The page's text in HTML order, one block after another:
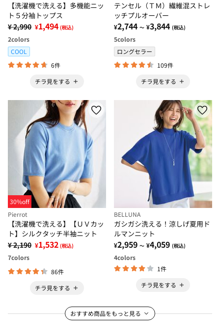
【洗濯機で洗える】多機能ニッ
ト５分袖トップス
¥ 2,990 ¥1,494 (税込)
2colors
COOL
6件
チラ見をする
テンセル（ＴＭ）繊維混ストレ
ッチプルオーバー
¥2,744 ～ ¥3,844 (税込)
5colors
ロングセラー
109件
チラ見をする
30%off
Pierrot
【洗濯機で洗える】【ＵＶカッ
ト】シルクタッチ半袖ニット
¥ 2,190 ¥1,532 (税込)
7colors
86件
チラ見をする
BELLUNA
ガシガシ洗える！涼しげ夏用ド
ルマンニット
¥2,959 ～ ¥4,059 (税込)
4colors
1件
チラ見をする
おすすめ商品をもっと見る